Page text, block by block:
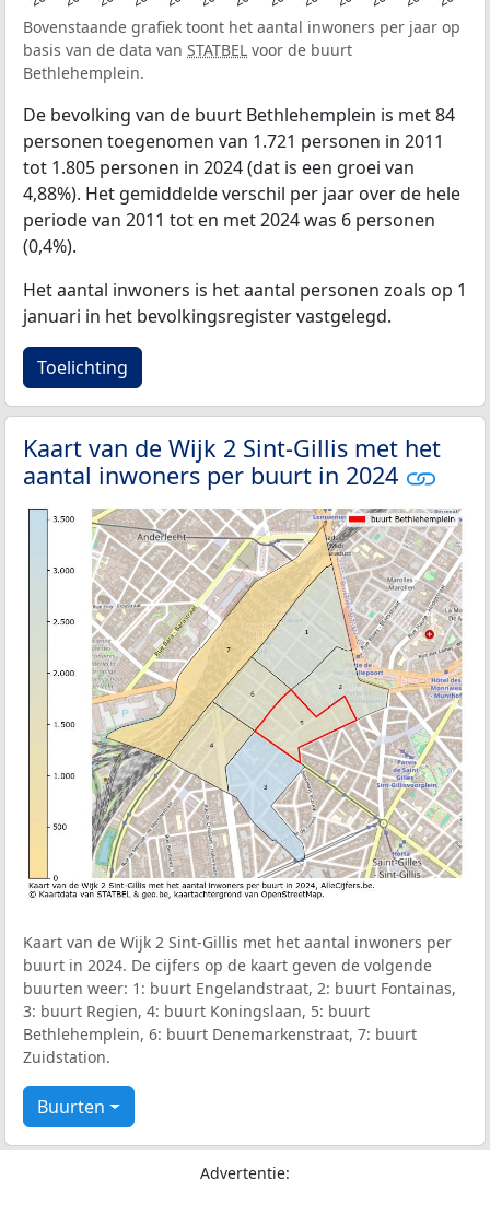
Bovenstaande grafiek toont het aantal inwoners per jaar op
basis van de data van STATBEL voor de buurt
Bethlehemplein.
De bevolking van de buurt Bethlehemplein is met 84
personen toegenomen van 1.721 personen in 2011
tot 1.805 personen in 2024 (dat is een groei van
4,88%). Het gemiddelde verschil per jaar over de hele
periode van 2011 tot en met 2024 was 6 personen
(0,4%).
Het aantal inwoners is het aantal personen zoals op 1
januari in het bevolkingsregister vastgelegd.
Toelichting
Kaart van de Wijk 2 Sint-Gillis met het
aantal inwoners per buurt in 2024
Kaart van de Wijk 2 Sint-Gillis met het aantal inwoners per
buurt in 2024. De cijfers op de kaart geven de volgende
buurten weer: 1: buurt Engelandstraat, 2: buurt Fontainas,
3: buurt Regien, 4: buurt Koningslaan, 5: buurt
Bethlehemplein, 6: buurt Denemarkenstraat, 7: buurt
Zuidstation.
Buurten
Advertentie: